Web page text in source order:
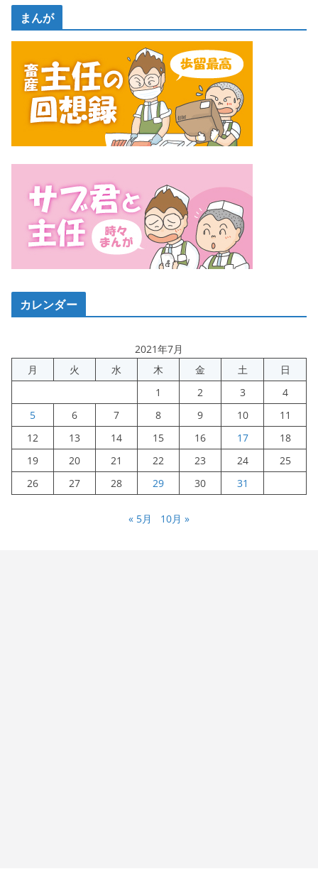
まんが
カレンダー
2021年7月
月
火 水 木 金 土
日
1
2 3
4
5
6 7 8 9 10
11
12
13 14 15 16 17
18
19
20 21 22 23 24
25
26
27 28 29 30 31
« 5月 10月 »